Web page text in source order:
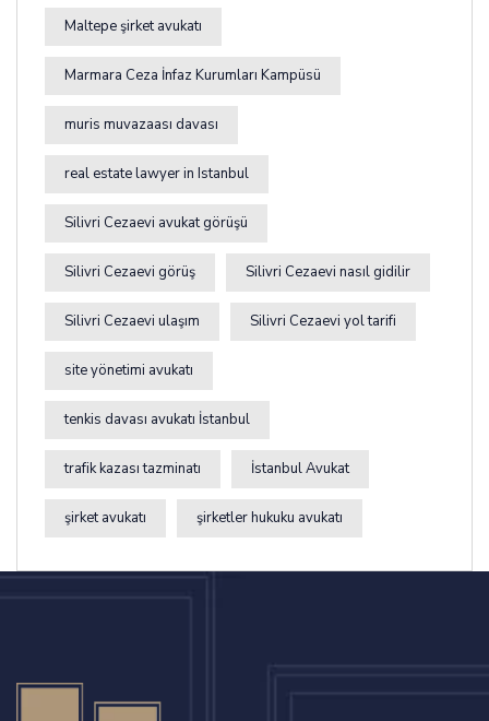
Maltepe şirket avukatı
Marmara Ceza İnfaz Kurumları Kampüsü
muris muvazaası davası
real estate lawyer in Istanbul
Silivri Cezaevi avukat görüşü
Silivri Cezaevi görüş Silivri Cezaevi nasıl gidilir
Silivri Cezaevi ulaşım Silivri Cezaevi yol tarifi
site yönetimi avukatı
tenkis davası avukatı İstanbul
trafik kazası tazminatı İstanbul Avukat
şirket avukatı şirketler hukuku avukatı